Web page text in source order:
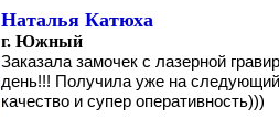
Наталья Катюха
г. Южный
Заказала замочек с лазерной
день!!! Получила уже на
качество и супер оперативность)))